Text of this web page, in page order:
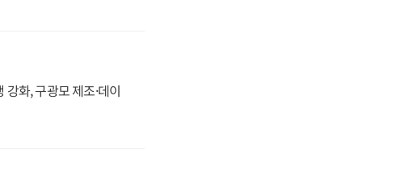
화, 구광모 제조·데이